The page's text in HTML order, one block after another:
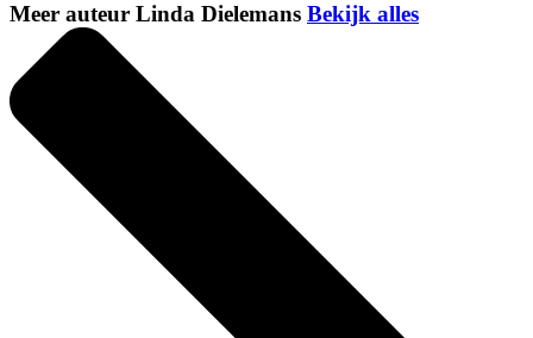
Meer auteur Linda Dielemans Bekijk alles